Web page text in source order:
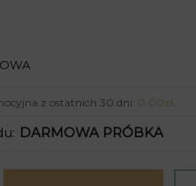
z ostatnich 30 dni: 0.00zł.
DARMOWA PRÓBKA